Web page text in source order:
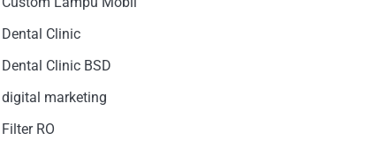
Dental Clinic
Dental Clinic BSD
digital marketing
Filter RO